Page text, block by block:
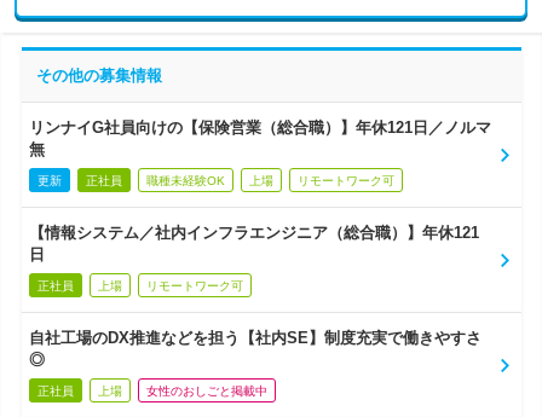
その他の募集情報
リンナイG社員向けの【保険営業（総合職）】年休121日／ノルマ
無
更新 正社員 職種未経験OK 上場 リモートワーク可
【情報システム／社内インフラエンジニア（総合職）】年休121
日
正社員 上場 リモートワーク可
自社工場のDX推進などを担う【社内SE】制度充実で働きやすさ
◎
正社員 上場 女性のおしごと掲載中